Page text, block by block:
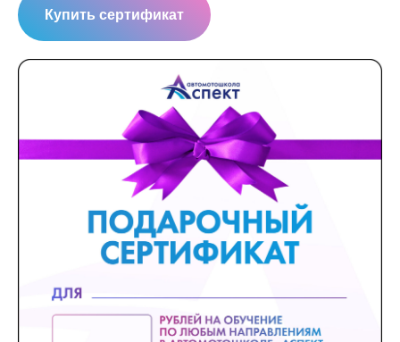
Купить сертификат